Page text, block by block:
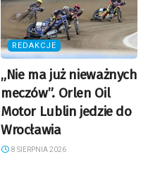
REDAKCJE
„Nie ma już nieważnych
meczów”. Orlen Oil
Motor Lublin jedzie do
Wrocławia
8 SIERPNIA 2026